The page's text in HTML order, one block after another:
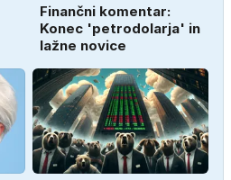
Finančni komentar:
Konec 'petrodolarja' in
lažne novice